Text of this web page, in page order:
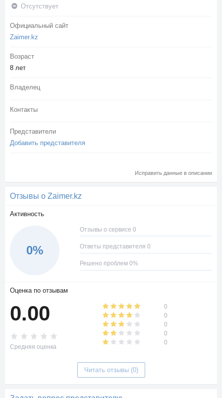
Отсутствует
Официальный сайт
Zaimer.kz
Возраст
8 лет
Владелец
Контакты
Представители
Добавить представителя
Исправить данные в описании
Отзывы о Zaimer.kz
Активность
0%
Отзывы о сервисе 0
Ответы представителя 0
Решено проблем 0%
Оценка по отзывам
0.00
Средняя оценка
0
0
0
0
0
Читать отзывы (0)